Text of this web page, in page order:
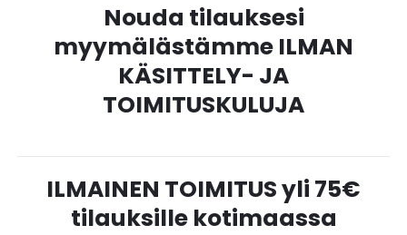
Nouda tilauksesi
myymälästämme ILMAN
KÄSITTELY- JA
TOIMITUSKULUJA
ILMAINEN TOIMITUS yli 75€
tilauksille kotimaassa